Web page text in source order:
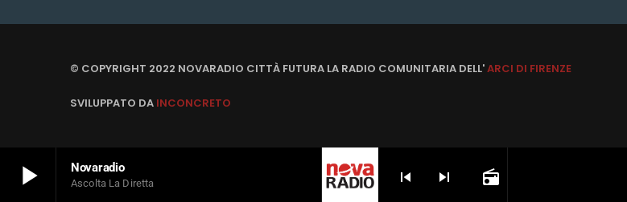
play_arrow Novaradio
Ascolta La Diretta skip_previous skip_next radio
© COPYRIGHT 2022 NOVARADIO CITTÀ FUTURA LA RADIO COMUNITARIA DELL'ARCI DI FIRENZE
SVILUPPATO DA INCONCRETO